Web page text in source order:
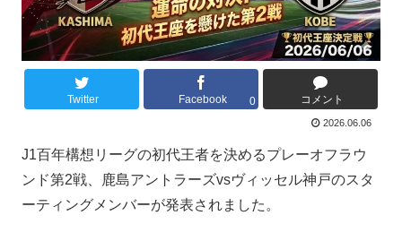
Twitter Facebook 0 コメント
2026.06.06
J1百年構想リーグの初代王者を決めるプレーオフラウ
ンド第2戦、鹿島アントラーズvsヴィッセル神戸のスタ
ーティングメンバーが発表されました。